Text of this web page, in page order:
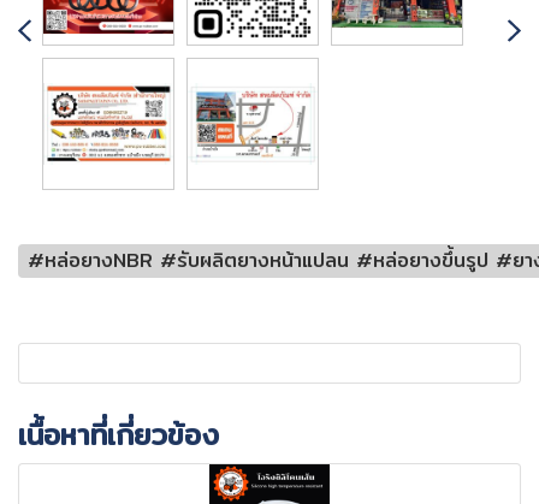
#หล่อยางNBR #รับผลิตยางหน้าแปลน #หล่อยางขึ้นรูป #ย
เนื้อหาที่เกี่ยวข้อง